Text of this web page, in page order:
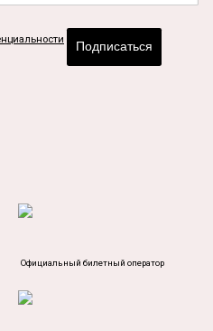
Подписаться
Официальный билетный оператор